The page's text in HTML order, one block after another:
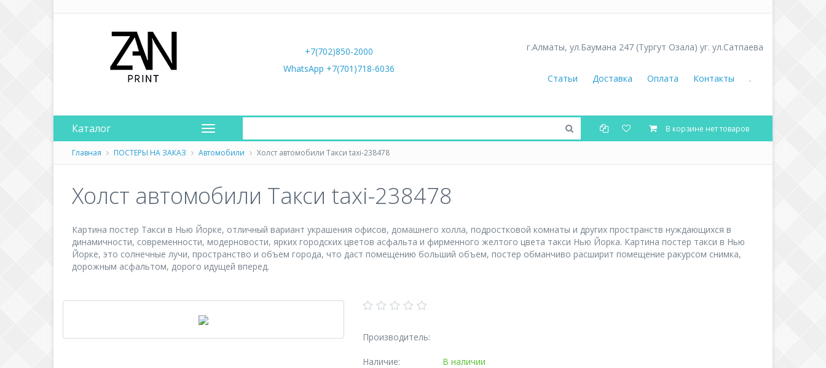
г.Алматы, ул.Баумана 247 (Тургут Озала) уг. ул.Сатпаева
Статьи Доставка Оплата Контакты .
+7(702)850-2000
WhatsApp +7(701)718-6036
Каталог В корзине нет товаров
Главная ПОСТЕРЫ НА ЗАКАЗ Автомобили Холст автомобили Такси taxi-238478
Холст автомобили Такси taxi-238478
Картина постер Такси в Нью Йорке, отличный вариант украшения офисов, домашнего холла, подростковой комнаты и других пространств нуждающихся в
динамичности, современности, модерновости, ярких городских цветов асфальта и фирменного желтого цвета такси Нью Йорка. Картина постер такси в Нью
Йорке, это солнечные лучи, пространство и объем города, что даст помещению больший объем, постер обманчиво расширит помещение ракурсом снимка,
дорожным асфальтом, дорого идущей вперед.
Производитель:
Наличие: В наличии